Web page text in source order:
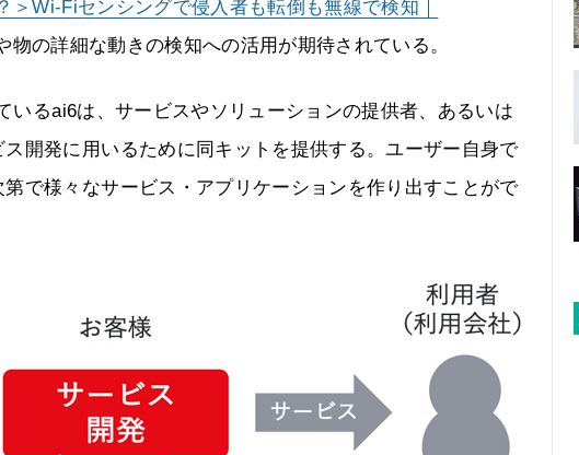
＞Wi-Fiセンシングで侵入者も転倒も無線で検知｜
物の詳細な動きの検知への活用が期待されている。
るai6は、サービスやソリューションの提供者、あるいは
開発に用いるために同キットを提供する。ユーザー自身で
で様々なサービス・アプリケーションを作り出すことがで